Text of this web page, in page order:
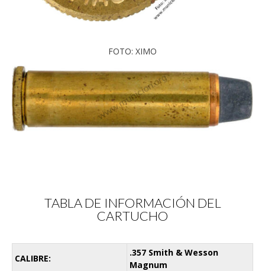
FOTO: XIMO
TABLA DE INFORMACIÓN DEL
CARTUCHO
CALIBRE:
.357 Smith & Wesson
Magnum